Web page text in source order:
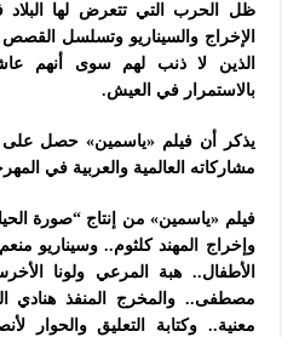
ظل الحرب التي تتعرض لها البلاد
الإخراج والسيناريو وتسلسل
الذين لا ذنب لهم سوى أنهم
بالاستمرار في العيش.
مشاركاته العالمية والعربية في
فيلم «ياسمين» من إنتاج “صورة
وإخراج المهند كلثوم.. وسيناريو
الأطفال.. هبة المرعي ولونا
مصطفى.. والمخرج المنفذ هنادي
معنية.. وكتابة التعليق والحوار